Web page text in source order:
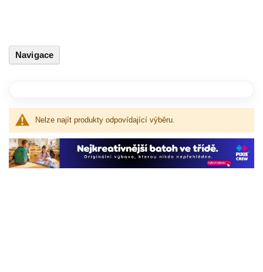
Nelze najít produkty odpovídající výběru.
Navigace